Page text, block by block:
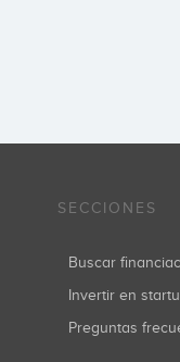
SECCIONES
Buscar
Invertir en
Preguntas